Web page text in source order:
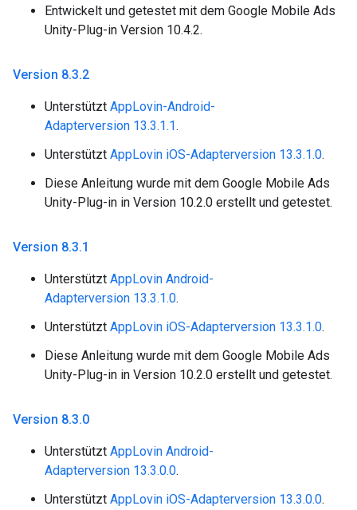
Entwickelt und getestet mit dem Google Mobile Ads
Unity-Plug-in Version 10.4.2.
Version 8.3.2
Unterstützt AppLovin-Android-
Adapterversion 13.3.1.1.
Unterstützt AppLovin iOS-Adapterversion 13.3.1.0.
Diese Anleitung wurde mit dem Google Mobile Ads
Unity-Plug-in in Version 10.2.0 erstellt und getestet.
Version 8.3.1
Unterstützt AppLovin Android-
Adapterversion 13.3.1.0.
Unterstützt AppLovin iOS-Adapterversion 13.3.1.0.
Diese Anleitung wurde mit dem Google Mobile Ads
Unity-Plug-in in Version 10.2.0 erstellt und getestet.
Version 8.3.0
Unterstützt AppLovin Android-
Adapterversion 13.3.0.0.
Unterstützt AppLovin iOS-Adapterversion 13.3.0.0.